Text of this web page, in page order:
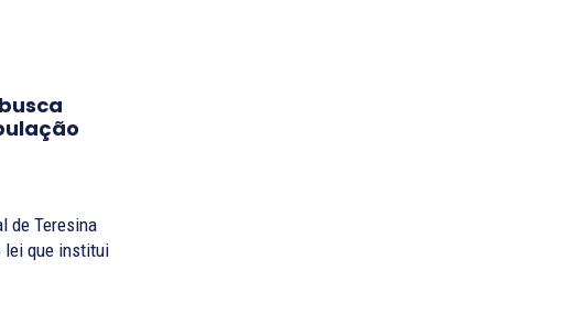
de Teresina
lei que institui